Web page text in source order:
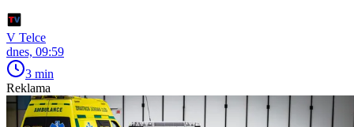
V Telce
dnes, 09:59
3 min
Reklama